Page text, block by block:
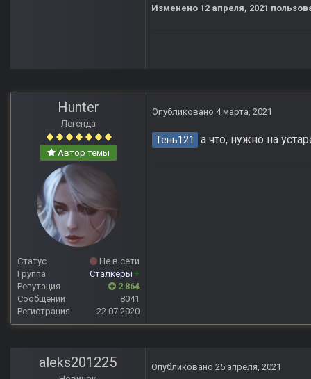
Изменено 12 апреля, 2021
Hunter
Легенда
Автор темы
Статус
Не в сети
Группа
Сталкеры +
Репутация
2 864
Сообщений
8041
Регистрация
22.07.2020
Опубликовано 4 марта, 2021
Тень121 а что, нужно на
aleks201225 Опубликовано 25 апреля, 2021